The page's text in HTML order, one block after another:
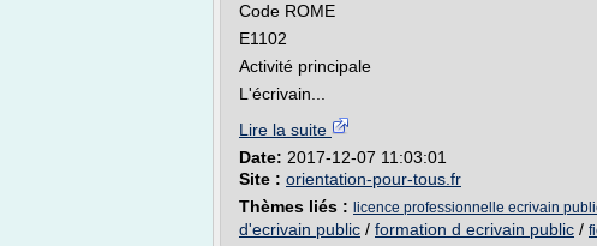
Code ROME
E1102
Activité principale
L'écrivain...
Lire la suite
Date: 2017-12-07 11:03:01
Site : orientation-pour-tous.fr
Thèmes liés : licence professionnelle ecrivain
d'ecrivain public / formation d ecrivain public /